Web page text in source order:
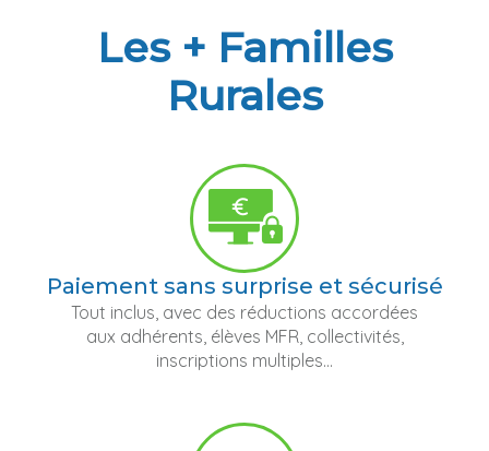
Les + Familles
Rurales
Paiement sans surprise et sécurisé
Tout inclus, avec des réductions accordées
aux adhérents, élèves MFR, collectivités,
inscriptions multiples...